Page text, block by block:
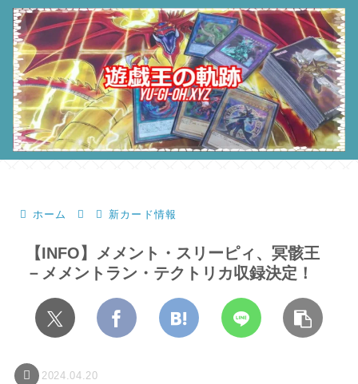
ホーム 新カード情報
【INFO】メメント・スリーピィ、冥骸王
－メメントラン・テクトリカ収録決定！
2024.04.20